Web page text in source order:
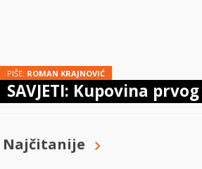
PIŠE: ROMAN KRAJNOVIĆ
SAVJETI: Kupovina
Najčitanije